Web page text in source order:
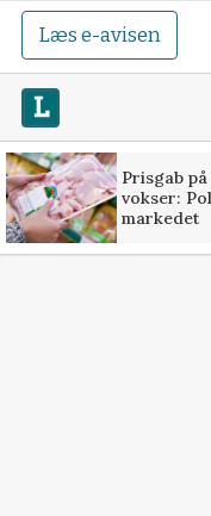
Læs e-avisen
Prisgab
vokser:
markedet